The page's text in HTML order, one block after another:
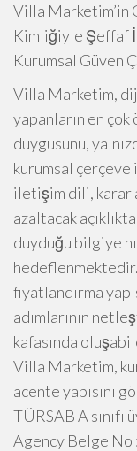
Villa Marketim’in
Kimliğiyle Şeffaf
Kurumsal Güven
Villa Marketim,
yapanların en
duygusunu,
kurumsal
iletişim dili, karar
azaltacak
duyduğu bilgiye
hedeflenmektedir.
fiyatlandırma
adımlarının
kafasında
Villa Marketim,
acente yapısını
TÜRSAB A
Agency Belge No